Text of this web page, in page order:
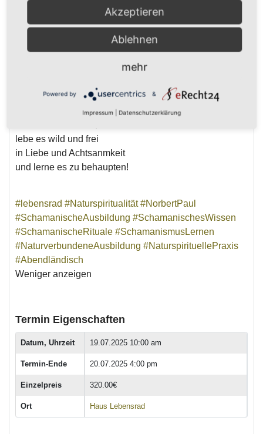
und überprüfbaren Sicht auf ein realisierbares Leben in
Einklang mit der Natur und Schöpfung und allen
Mitwesen auf Mutter und Vater Erde.
Über jeden mutigen Menschen mit offenem Geist und
In diesem Sinne,
lebe es wild und frei
in Liebe und Achtsanmkeit
und lerne es zu behaupten!
#lebensrad #Naturspiritualität #NorbertPaul
#SchamanischeAusbildung #SchamanischesWissen
#SchamanischeRituale #SchamanismusLernen
#NaturverbundeneAusbildung #NaturspirituellePraxis
#Abendländisch
Weniger anzeigen
Termin Eigenschaften
Datum, Uhrzeit 19.07.2025 10:00 am
Termin-Ende 20.07.2025 4:00 pm
Einzelpreis 320.00€
Ort Haus Lebensrad
Akzeptieren
Ablehnen
mehr
Powered by &
Impressum Datenschutzerklärung